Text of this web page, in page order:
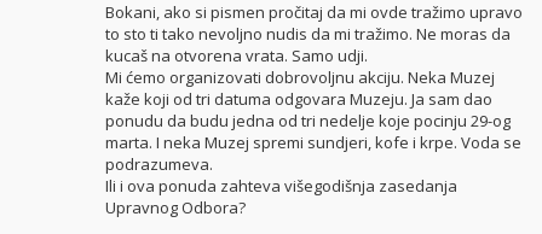
Bokani, ako si pismen pročitaj da mi ovde tražimo upravo
to sto ti tako nevoljno nudis da mi tražimo. Ne moras da
kucaš na otvorena vrata. Samo udji.
Mi ćemo organizovati dobrovoljnu akciju. Neka Muzej
kaže koji od tri datuma odgovara Muzeju. Ja sam dao
ponudu da budu jedna od tri nedelje koje pocinju 29-og
marta. I neka Muzej spremi sundjeri, kofe i krpe. Voda se
podrazumeva.
Ili i ova ponuda zahteva višegodišnja zasedanja
Upravnog Odbora?